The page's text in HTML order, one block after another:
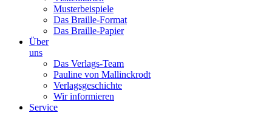
Musterbeispiele
Das Braille-Format
Das Braille-Papier
Über
uns
Das Verlags-Team
Pauline von Mallinckrodt
Verlagsgeschichte
Wir informieren
Service